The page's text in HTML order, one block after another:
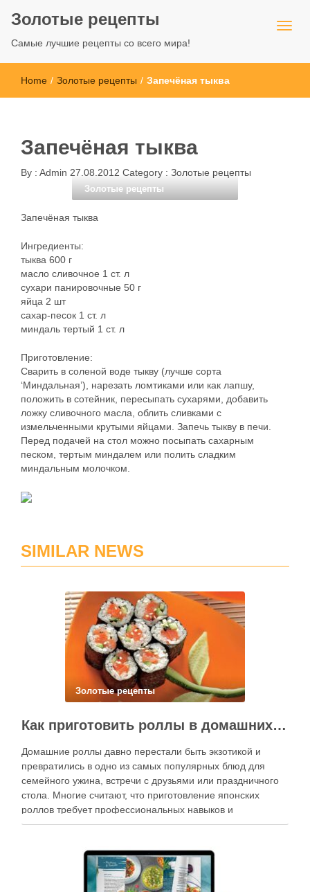
Золотые рецепты
Самые лучшие рецепты со всего мира!
Home / Золотые рецепты / Запечёная тыква
Запечёная тыква
By : Admin 27.08.2012 Category : Золотые рецепты
Золотые рецепты
Запечёная тыква
Ингредиенты:
тыква 600 г
масло сливочное 1 ст. л
сухари панировочные 50 г
яйца 2 шт
сахар-песок 1 ст. л
миндаль тертый 1 ст. л
Приготовление:
Сварить в соленой воде тыкву (лучше сорта
‘Миндальная’), нарезать ломтиками или как лапшу,
положить в сотейник, пересыпать сухарями, добавить
ложку сливочного масла, облить сливками с
измельченными крутыми яйцами. Запечь тыкву в печи.
Перед подачей на стол можно посыпать сахарным
песком, тертым миндалем или полить сладким
миндальным молочком.
SIMILAR NEWS
Золотые рецепты
Как приготовить роллы в домашних условиях?
Домашние роллы давно перестали быть экзотикой и
превратились в одно из самых популярных блюд для
семейного ужина, встречи с друзьями или праздничного
стола. Многие считают, что приготовление японских
роллов требует профессиональных навыков и
специального оборудования, однако на практике сделать
кухне. Главное — …